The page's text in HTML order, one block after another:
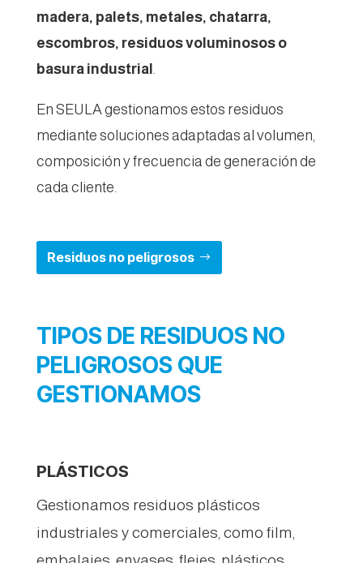
madera, palets, metales, chatarra,
escombros, residuos voluminosos o
basura industrial .
En SEULA gestionamos estos residuos
mediante soluciones adaptadas al volumen,
composición y frecuencia de generación de
cada cliente.
Residuos no peligrosos
TIPOS DE RESIDUOS NO
PELIGROSOS QUE
GESTIONAMOS
PLÁSTICOS
Gestionamos residuos plásticos
industriales y comerciales, como film,